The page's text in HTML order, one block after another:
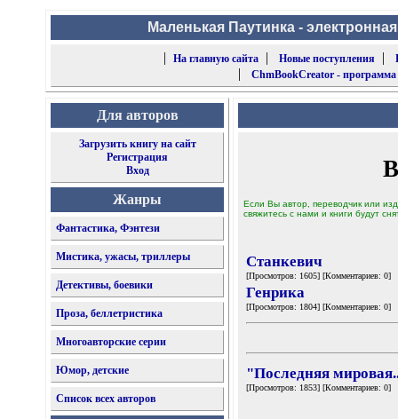
Маленькая Паутинка -
|
На главную сайта| Новые поступления |
| ChmBookCreator -
Для авторов
Загрузить книгу на сайт
Регистрация
Вход
Жанры
Фантастика, Фэнтези
Мистика, ужасы, триллеры
Детективы, боевики
Проза, беллетристика
Многоавторские серии
Юмор, детские
Список всех авторов
Если Вы автор, переводчик или
свяжитесь с нами и книги будут
Станкевич
[Просмотров: 1605] [Комментариев: 0]
Генрика
[Просмотров: 1804] [Комментариев: 0]
"Последняя
[Просмотров: 1853] [Комментариев: 0]